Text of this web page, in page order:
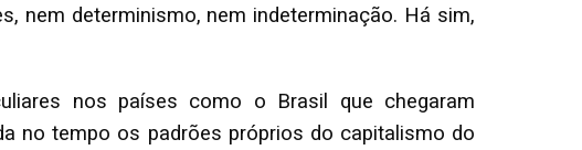
nem determinismo, nem indeterminação. Há sim,
nos países como o Brasil que chegaram
no tempo os padrões próprios do capitalismo do